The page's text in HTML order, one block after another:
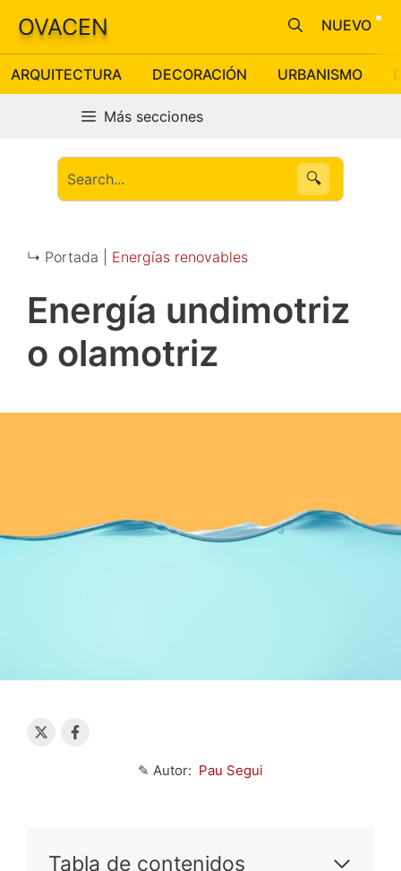
Saltar
contenido
OVACEN
ARQUITECTURA DECORACIÓN URBANISMO
NUEVO
Más secciones
🔍
↳ Portada | Energías renovables
Energía undimotriz
o olamotriz
✎ Autor: Pau Segui
Tabla de contenidos